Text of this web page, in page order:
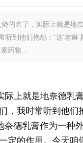
的名字，实际上就是地
到他们抱怨：“这‘老癣
药物...
际上就是地奈德乳
我时常听到他们
德乳膏作为一种
定的作用。今天